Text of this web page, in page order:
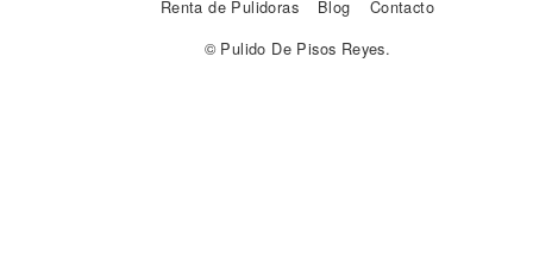
Renta de Pulidoras
Blog
Contacto
© Pulido De Pisos Reyes.